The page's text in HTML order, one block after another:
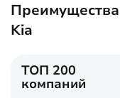
Kia
ТОП 200
компаний